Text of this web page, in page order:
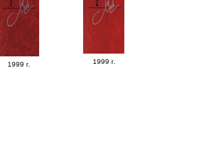
1999 г. 1999 г.